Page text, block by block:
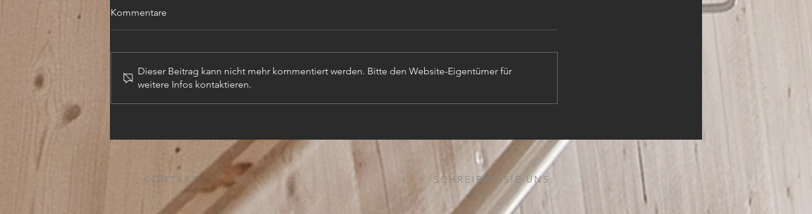
Kommentare
Dieser Beitrag kann nicht mehr kommentiert werden. Bitte den Website-Eigentümer für
weitere Infos kontaktieren.
KONTAKT: SCHREIBEN SIE UNS: